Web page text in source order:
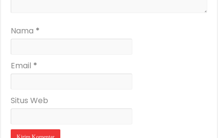
Nama *
Email *
Situs Web